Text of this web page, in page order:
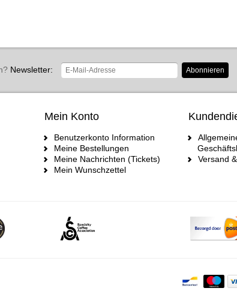
Newsletter: Abonnieren
Mein Konto
Benutzerkonto Information
Meine Bestellungen
Meine Nachrichten (Tickets)
Mein Wunschzettel
Versand